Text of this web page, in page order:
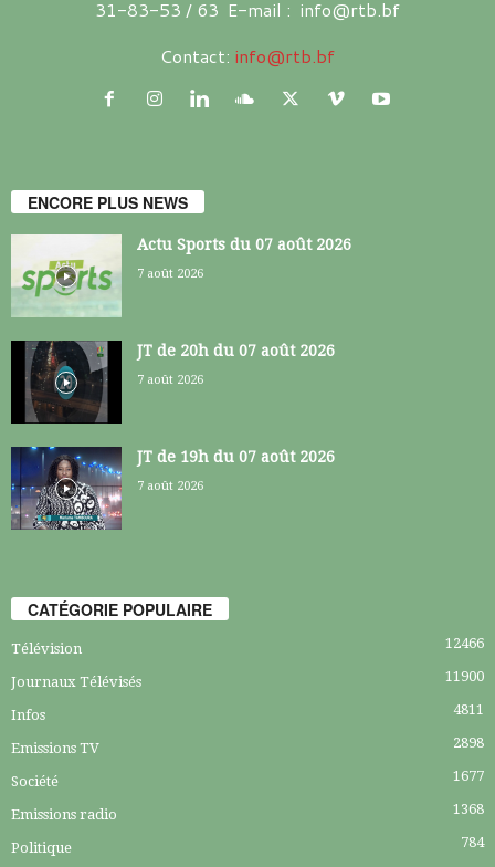
31-83-53 / 63 E-mail : info@rtb.bf
Contact: info@rtb.bf
ENCORE PLUS NEWS
Actu Sports du 07 août 2026
7 août 2026
JT de 20h du 07 août 2026
7 août 2026
JT de 19h du 07 août 2026
7 août 2026
CATÉGORIE POPULAIRE
Télévision 12466
Journaux Télévisés 11900
Infos 4811
Emissions TV 2898
Société 1677
Emissions radio 1368
Politique 784